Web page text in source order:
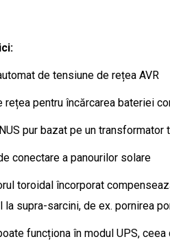
de tensiune de rețea AVR
rețea pentru încărcarea bateriei
pur bazat pe un transformator
conectare a panourilor solare
toroidal încorporat
supra-sarcini, de ex. pornirea
funcționa în modul UPS,